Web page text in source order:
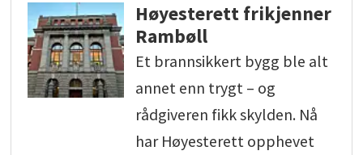
Høyesterett frikjenner
Rambøll
Et brannsikkert bygg ble alt
annet enn trygt – og
rådgiveren fikk skylden. Nå
har Høyesterett opphevet